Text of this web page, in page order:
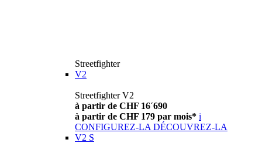
Streetfighter
V2
Streetfighter V2
à partir de CHF 16´690
à partir de CHF 179 par mois* i
CONFIGUREZ-LA DÉCOUVREZ-LA
V2 S